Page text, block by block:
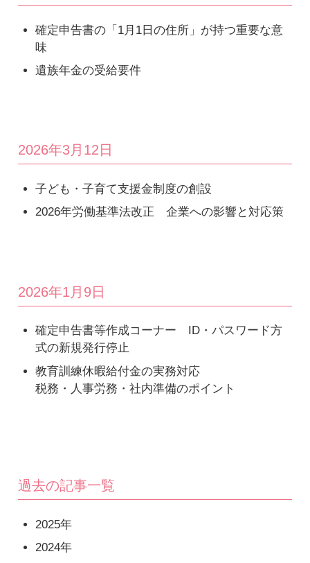
確定申告書の「1月1日の住所」が持つ重要な意
味
遺族年金の受給要件
2026年3月12日
子ども・子育て支援金制度の創設
2026年労働基準法改正 企業への影響と対応策
2026年1月9日
確定申告書等作成コーナー ID・パスワード方
式の新規発行停止
教育訓練休暇給付金の実務対応
税務・人事労務・社内準備のポイント
過去の記事一覧
2025年
2024年